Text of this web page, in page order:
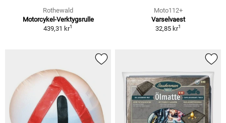
Rothewald
Motorcykel-Verktygsrulle
439,31 kr1
Moto112+
Varselvaest
32,85 kr1